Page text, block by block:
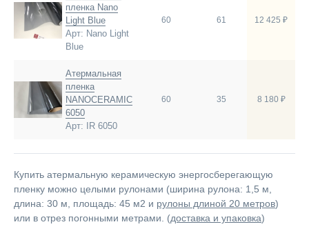
пленка Nano
Light Blue
Арт: Nano Light
Blue
60 61 12 425 ₽
Атермальная
пленка
NANOCERAMIC
6050
Арт: IR 6050
60 35 8 180 ₽
Купить атермальную керамическую энергосберегающую
пленку можно целыми рулонами (ширина рулона: 1,5 м,
длина: 30 м, площадь: 45 м2 и рулоны длиной 20 метров)
или в отрез погонными метрами. (доставка и упаковка)